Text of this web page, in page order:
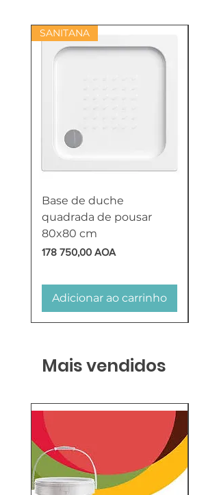
SANITANA
Base de duche
quadrada de pousar
80x80 cm
Preço
178 750,00 AOA
Adicionar ao carrinho
Mais vendidos